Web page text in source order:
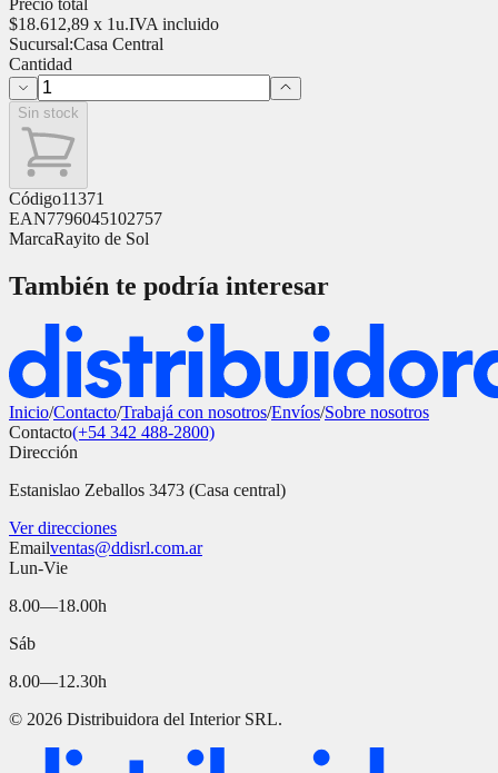
Precio total
$18.612,89 x 1u.IVA incluido
Sucursal:Casa Central
Cantidad
Sin stock
Código11371
EAN7796045102757
MarcaRayito de Sol
También te podría interesar
Inicio/Contacto/Trabajá con nosotros/Envíos/Sobre nosotros
Contacto(+54 342 488-2800)
Dirección
Estanislao Zeballos 3473 (Casa central)
Ver direcciones
Emailventas@ddisrl.com.ar
Lun-Vie
8.00—18.00h
Sáb
8.00—12.30h
© 2026 Distribuidora del Interior SRL.